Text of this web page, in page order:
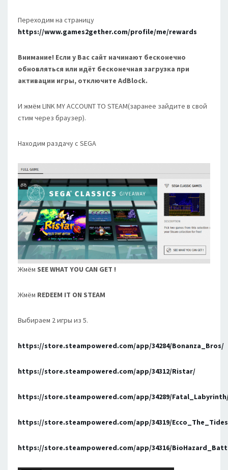
Переходим на страницу
https://www.games2gether.com/profile/me/rewards
Внимание! Если у Вас сайт начинают бесконечно
обновляться или идёт бесконечная загрузка при
активации игры, отключите AdBlock.
И жмём LINK MY ACCOUNT TO STEAM(заранее зайдите в свой
стим через браузер).
Находим раздачу с SEGA
Жмём SEE WHAT YOU CAN GET !
Жмём REDEEM IT ON STEAM
Выбираем 2 игры из 5.
https://store.steampowered.com/app/34284/Bonanza_Bros/
https://store.steampowered.com/app/34312/Ristar/
https://store.steampowered.com/app/34289/
https://store.steampowered.com/app/34319/
https://store.steampowered.com/app/34316/